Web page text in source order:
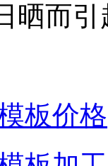
晒而
板价格